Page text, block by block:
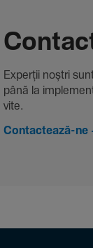
Experții noștri
până la
vite.
Contactează-ne